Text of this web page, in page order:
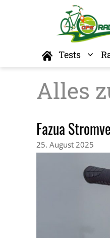
Home
Tests
Fazua
25. August 2025